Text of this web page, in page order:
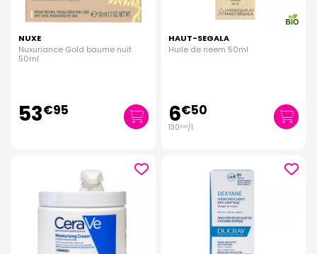
NUXE
Nuxuriance Gold baume nuit
50ml
53€95
HAUT-SEGALA
Huile de neem 50ml
6€50
130€00/l.